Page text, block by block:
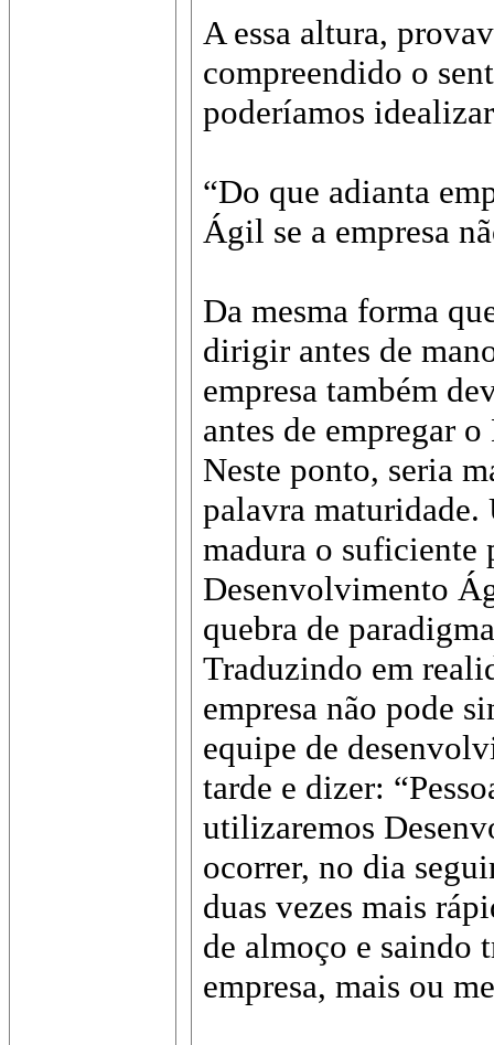
A essa altura,
compreendido o
poderíamos
“Do que adianta
Ágil se a empresa
Da mesma forma
dirigir antes de
empresa também
antes de empregar
Neste ponto, seria
palavra maturidade.
madura o suficiente
Desenvolvimento
quebra de
Traduzindo em
empresa não pode
equipe de
tarde e dizer:
utilizaremos
ocorrer, no dia
duas vezes mais
de almoço e saindo
empresa, mais ou